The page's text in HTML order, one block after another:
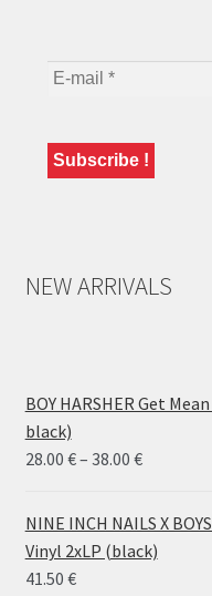
NEW ARRIVALS
BOY HARSHER Get
black)
28.00 €– 38.00 €Price
28.00 €
through
38.00 €
NINE INCH NAILS X
Vinyl 2xLP (black)
41.50 €